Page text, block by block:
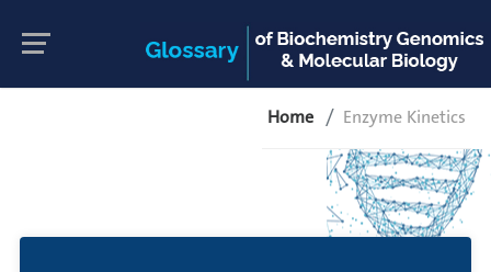
Home Enzyme Kinetics